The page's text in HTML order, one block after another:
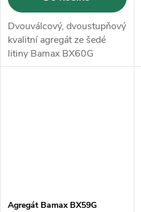
Dvouválcový, dvoustupňový
kvalitní agregát ze šedé
litiny Bamax BX60G
Agregát Bamax BX59G